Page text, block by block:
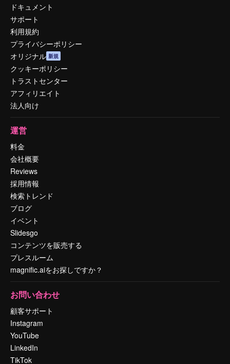
ドキュメント
サポート
利用規約
プライバシーポリシー
オリジナル 新規
クッキーポリシー
トラストセンター
アフィリエイト
法人向け
運営
料金
会社概要
Reviews
採用情報
検索トレンド
ブログ
イベント
Slidesgo
コンテンツを販売する
プレスルーム
magnific.aiをお探しですか？
お問い合わせ
顧客サポート
Instagram
YouTube
LinkedIn
TikTok